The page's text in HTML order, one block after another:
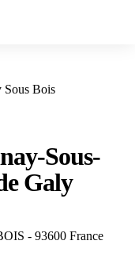
Bois
Sous-
Galy
- 93600 France